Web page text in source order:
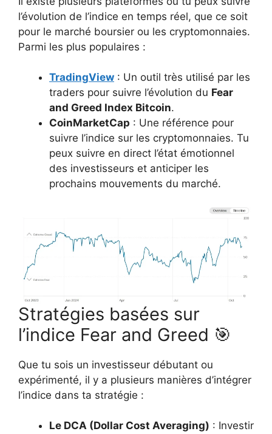
l’évolution de l’indice en temps réel, que ce soit
pour le marché boursier ou les cryptomonnaies.
Parmi les plus populaires :
TradingView : Un outil très utilisé par les
traders pour suivre l’évolution du Fear
and Greed Index Bitcoin.
CoinMarketCap : Une référence pour
suivre l’indice sur les cryptomonnaies. Tu
peux suivre en direct l’état émotionnel
des investisseurs et anticiper les
prochains mouvements du marché.
Stratégies basées sur
l’indice Fear and Greed 🎯
Que tu sois un investisseur débutant ou
expérimenté, il y a plusieurs manières d’intégrer
l’indice dans ta stratégie :
Le DCA (Dollar Cost Averaging) : Investir